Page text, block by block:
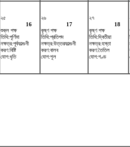
২৫
16
শুক্ল পক্ষ
তিথি:পূর্ণিমা
নক্ষত্র:পূর্বফাল্গুনী
করণ:বিষ্টি
যোগ:ধৃতি
২৬
17
কৃষ্ণ পক্ষ
তিথি:প্রতিপদ
নক্ষত্র:উত্তরফাল্গুনী
করণ:বালব
যোগ:শূল
২৭
18
কৃষ্ণ পক্ষ
তিথি:দ্বিতীয়া
নক্ষত্র:হস্তা
করণ:তৈতিল
যোগ:গণ্ড